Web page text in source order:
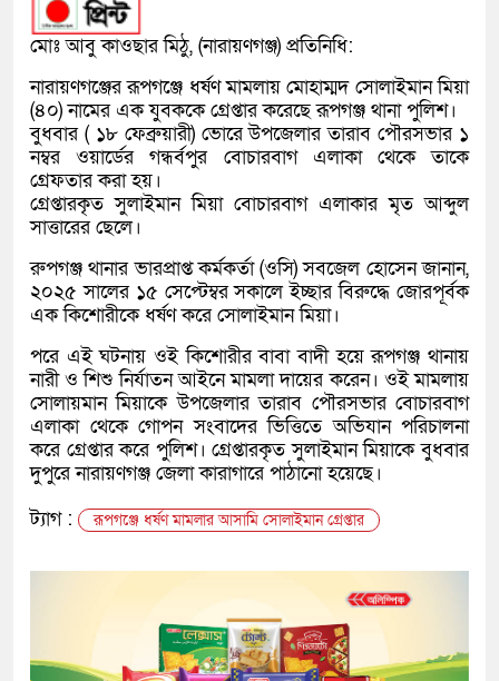
মোঃ আবু কাওছার মিঠু, (নারায়ণগঞ্জ) প্রতিনিধি:
নারায়ণগঞ্জের রূপগঞ্জে ধর্ষণ মামলায় মোহাম্মদ সোলাইমান মিয়া
(৪০) নামের এক যুবককে গ্রেপ্তার করেছে রূপগঞ্জ থানা পুলিশ।
বুধবার ( ১৮ ফেব্রুয়ারী) ভোরে উপজেলার তারাব পৌরসভার ১
নম্বর ওয়ার্ডের গন্ধর্বপুর বোচারবাগ এলাকা থেকে তাকে
গ্রেফতার করা হয়।
গ্রেপ্তারকৃত সুলাইমান মিয়া বোচারবাগ এলাকার মৃত আব্দুল
সাত্তারের ছেলে।
রুপগঞ্জ থানার ভারপ্রাপ্ত কর্মকর্তা (ওসি) সবজেল হোসেন জানান,
২০২৫ সালের ১৫ সেপ্টেম্বর সকালে ইচ্ছার বিরুদ্ধে জোরপূর্বক
এক কিশোরীকে ধর্ষণ করে সোলাইমান মিয়া।
পরে এই ঘটনায় ওই কিশোরীর বাবা বাদী হয়ে রূপগঞ্জ থানায়
নারী ও শিশু নির্যাতন আইনে মামলা দায়ের করেন। ওই মামলায়
সোলায়মান মিয়াকে উপজেলার তারাব পৌরসভার বোচারবাগ
এলাকা থেকে গোপন সংবাদের ভিত্তিতে অভিযান পরিচালনা
করে গ্রেপ্তার করে পুলিশ। গ্রেপ্তারকৃত সুলাইমান মিয়াকে বুধবার
দুপুরে নারায়ণগঞ্জ জেলা কারাগারে পাঠানো হয়েছে।
ট্যাগ :
রূপগঞ্জে ধর্ষণ মামলার আসামি সোলাইমান গ্রেপ্তার